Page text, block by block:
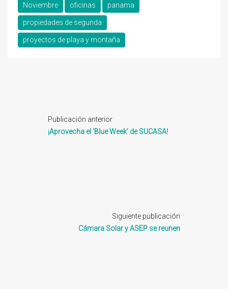
Noviembre oficinas panama
propiedades de segunda
proyectos de playa y montaña
Publicación anterior
¡Aprovecha el ‘Blue Week’ de SUCASA!
Siguiente publicación
Cámara Solar y ASEP se reunen